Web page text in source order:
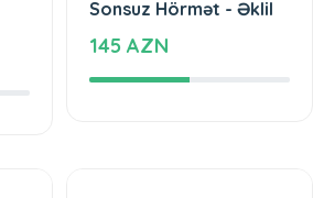
Sonsuz Hörmət - Əklil
145 AZN